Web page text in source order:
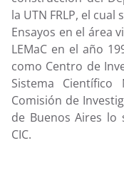
la UTN FRLP, el
Ensayos en el área
LEMaC en el año
como Centro de
Sistema
Comisión de
de Buenos Aires lo
CIC.